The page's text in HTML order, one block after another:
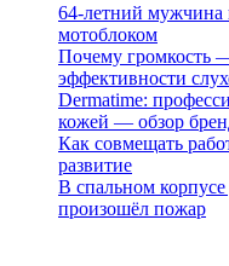
64-летний мужчина
мотоблоком
Почему громкость
эффективности
Dermatime:
кожей — обзор
Как совмещать
развитие
В спальном корпусе
произошёл пожар